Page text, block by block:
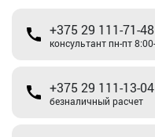
+375 29 111-71-48
консультант пн-пт
+375 29 111-13-04
безналичный расчет